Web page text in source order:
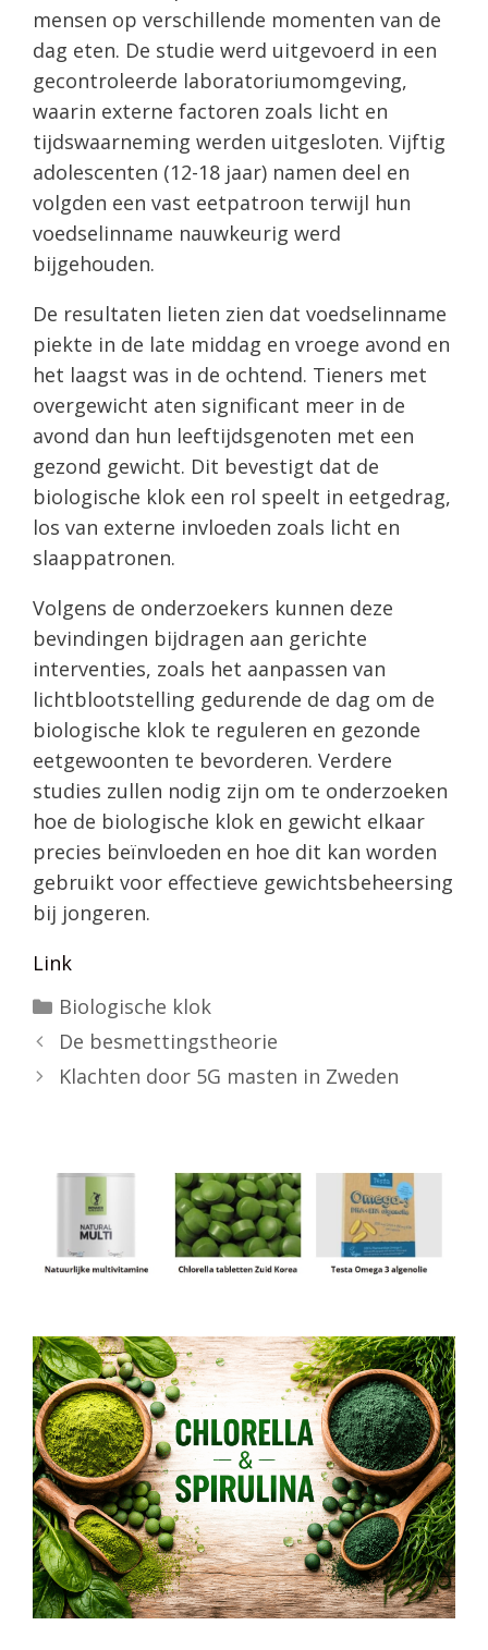
mensen op verschillende momenten van de
dag eten. De studie werd uitgevoerd in een
gecontroleerde laboratoriumomgeving,
waarin externe factoren zoals licht en
tijdswaarneming werden uitgesloten. Vijftig
adolescenten (12-18 jaar) namen deel en
volgden een vast eetpatroon terwijl hun
voedselinname nauwkeurig werd
bijgehouden.
De resultaten lieten zien dat voedselinname
piekte in de late middag en vroege avond en
het laagst was in de ochtend. Tieners met
overgewicht aten significant meer in de
avond dan hun leeftijdsgenoten met een
gezond gewicht. Dit bevestigt dat de
biologische klok een rol speelt in eetgedrag,
los van externe invloeden zoals licht en
slaappatronen.
Volgens de onderzoekers kunnen deze
bevindingen bijdragen aan gerichte
interventies, zoals het aanpassen van
lichtblootstelling gedurende de dag om de
biologische klok te reguleren en gezonde
eetgewoonten te bevorderen. Verdere
studies zullen nodig zijn om te onderzoeken
hoe de biologische klok en gewicht elkaar
precies beïnvloeden en hoe dit kan worden
gebruikt voor effectieve gewichtsbeheersing
bij jongeren.
Link
Categorieën
Biologische klok
De besmettingstheorie
Klachten door 5G masten in Zweden